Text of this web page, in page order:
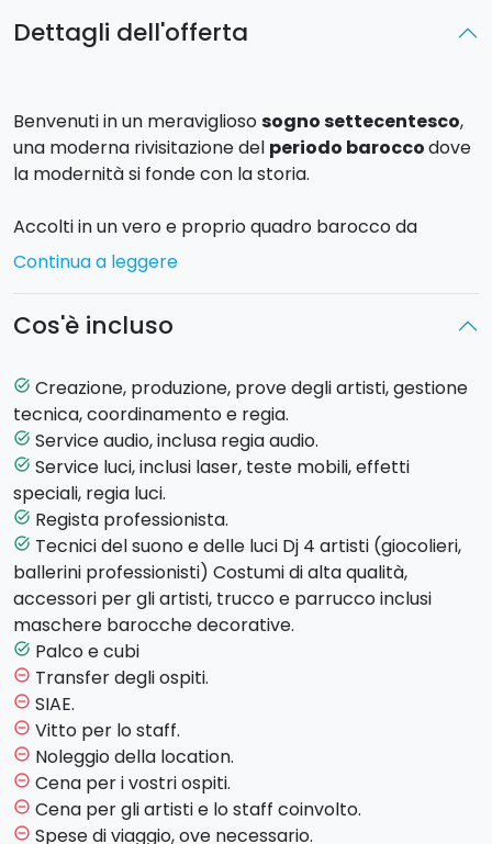
Dettagli dell'offerta
Benvenuti in un meravigliososogno settecentesco,
una moderna rivisitazione del periodo baroccodove
la modernità si fonde con la storia.
Accolti in un vero e proprio quadro barocco da
artisti in costume e da musiche d’epoca
l’atmosfera è destinata a mutare rapidamente
vie e un dj mixerà pezzi d’epoca e moderni, in un
creando un’atmosfera affascinante,elegante e
fortemente seducente.
Infine, un gran finale in sala da ballo darà inizio alla
festa!
Continua a leggere
Cos'è incluso
task_alt Creazione, produzione, prove degli artisti, gestione
tecnica, coordinamento e regia.
task_alt Service audio, inclusa regia audio.
task_alt Service luci, inclusi laser, teste mobili, effetti
speciali, regia luci.
task_alt Regista professionista.
task_alt Tecnici del suono e delle luci Dj 4 artisti (giocolieri,
ballerini professionisti) Costumi di alta qualità,
accessori per gli artisti, trucco e parrucco inclusi
maschere barocche decorative.
task_alt Palco e cubi
remove_circle_outline Transfer degli ospiti.
remove_circle_outline SIAE.
remove_circle_outline Vitto per lo staff.
remove_circle_outline Noleggio della location.
remove_circle_outline Cena per i vostri ospiti.
remove_circle_outline Cena per gli artisti e lo staff coinvolto.
remove_circle_outline Spese di viaggio, ove necessario.